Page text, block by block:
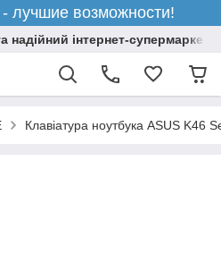
лучшие возможности!
інтернет-супермаркет
Клавіатура ноутбука ASUS K46